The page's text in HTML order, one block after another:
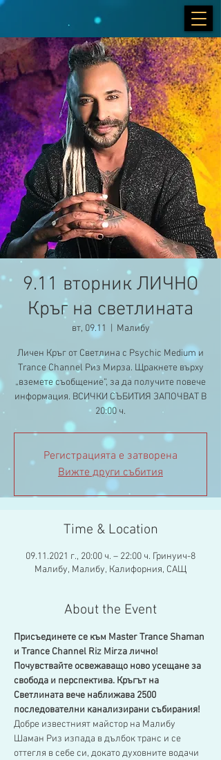
9.11 вторник ЛИЧНО
Кръг на светлината
вт, 09.11 Малибу
Личен Кръг от Светлина с Psychic Medium и
Trance Channel Риз Мирза. Щракнете върху
„вземете съобщение“, за да получите повече
информация. ВСИЧКИ СЪБИТИЯ ЗАПОЧВАТ В
20:00 ч.
Регистрацията е затворена
Вижте други събития
Time & Location
09.11.2021 г., 20:00 ч. – 22:00 ч. Гринуич-8
Малибу, Малибу, Калифорния, САЩ
About the Event
Присъединете се към Master Trance Shaman
и Trance Channel Riz Mirza лично!
Почувствайте освежаващо ново усещане за
свобода и перспектива. Кръгът на
Светлината вече наближава 2500
последователни канализирани събирания!
Добре известният майстор на Малибу
Шаман Риз изпада в дълбок транс и се
оттегля в себе си, докато духовните водачи